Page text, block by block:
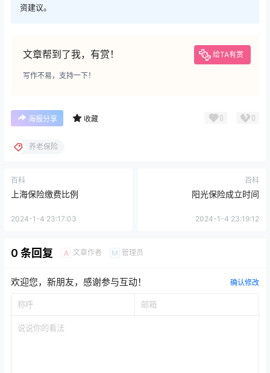
资建议。
文章帮到了我，有赏！ 给TA有赏
写作不易，支持一下！
海报分享 收藏 0 0
养老保险
百科
上海保险缴费比例
2024-1-4 23:17:03
百科
阳光保险成立时间
2024-1-4 23:19:12
0 条回复 A 文章作者 M 管理员
欢迎您，新朋友，感谢参与互动！ 确认修改